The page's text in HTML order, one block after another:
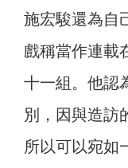
施宏駿還為自
戲稱當作連載
十一組。他認
別，因與造訪
所以可以宛如